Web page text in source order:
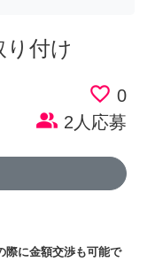
付け
favorite_border 0
people_alt 2人応募
際に金額交渉も可能で